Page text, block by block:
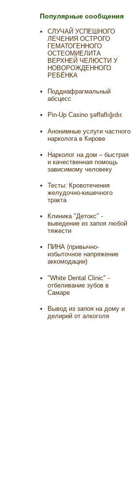
Популярные сообщения
СЛУЧАЙ УСПЕШНОГО
ЛЕЧЕНИЯ ОСТРОГО
ГЕМАТОГЕННОГО
ОСТЕОМИЕЛИТА
ВЕРХНЕЙ ЧЕЛЮСТИ У
НОВОРОЖДЕННОГО
РЕБЁНКА
Поддиафрагмальный
абсцесс
Pin-Up Casino şəffaflığıdır.
Анонимные услуги частного
нарколога в Кирове
Нарколог на дом – быстрая
и качественная помощь
зависимому человеку
Тесты: Кровотечения
желудочно-кишечного
тракта
Клиника "Детокс" -
выведение из запоя любой
тяжести
ПИНА (привычно-
избыточное напряжение
аккомодации)
"White Dental Clinic" -
отбеливание зубов в
Самаре
Вывод из запоя на дому и
делирий от алкоголя